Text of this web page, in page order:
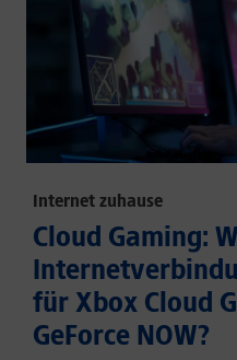
Internet zuhause
Cloud Gaming:
für Xbox Cloud
GeForce NOW?